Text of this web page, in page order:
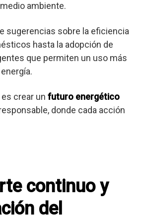
ambiente.
sugerencias sobre la eficiencia
hasta la adopción de
que permiten un uso más
crear un futuro energético
donde cada acción
continuo y
del